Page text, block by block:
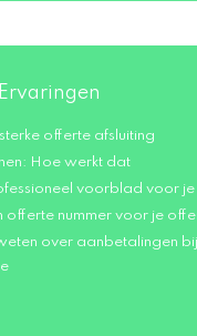
offerte afsluiting
Hoe werkt dat
voorblad voor
offerte nummer voor je
over aanbetalingen